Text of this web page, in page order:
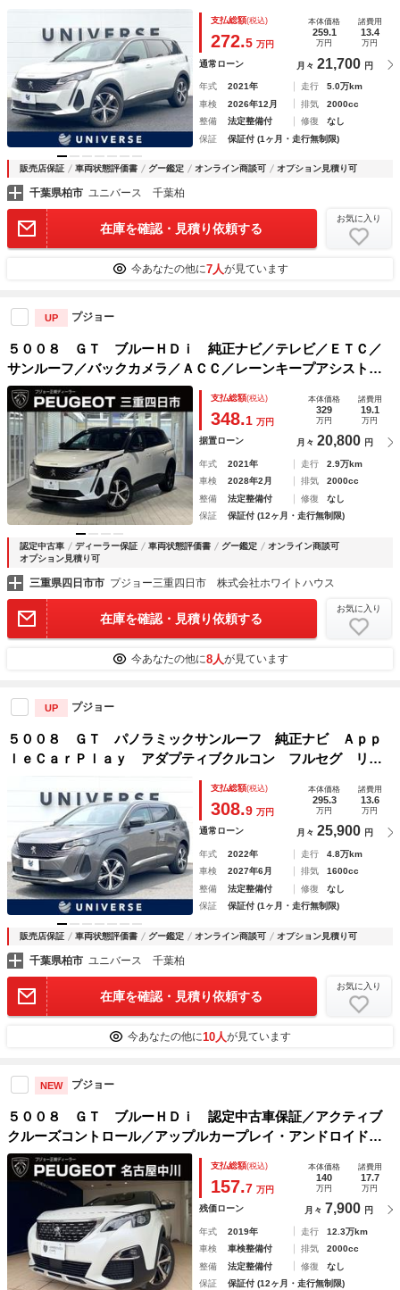
プティブクルーズコントロール パワーシート・ヒーター パ
ワーバックドア ＬＥＤヘッド ハーフレザーシート ＥＴ
Ｃ 禁煙
支払総額(税込)
272.5 万円
本体価格
259.1
万円
諸費用
13.4
万円
通常ローン 月々 21,700 円
年式 2021年 走行
5.0万km
車検
2026年12月 排気
2000cc
整備
法定整備付 修復
なし
保証
保証付 (1ヶ月・走行無制限)
販売店保証 車両状態評価書 グー鑑定 オンライン商談可 オプション見積り可
千葉県柏市 ユニバース 千葉柏
在庫を確認・見積り依頼する
お気に入り
今あなたの他に7人が見ています
UP プジョー
５００８ ＧＴ ブルーＨＤｉ 純正ナビ／テレビ／ＥＴＣ／
サンルーフ／バックカメラ／ＡＣＣ／レーンキープアシスト／
レーンポジショニングアシスト／電動シート／電動テールゲー
ト／アップルカープレイ／アンドロイドオート／純正１８イン
チＡＷ
支払総額(税込)
348.1 万円
本体価格
329
万円
諸費用
19.1
万円
据置ローン 月々 20,800 円
年式 2021年 走行
2.9万km
車検
2028年2月 排気
2000cc
整備
法定整備付 修復
なし
保証
保証付 (12ヶ月・走行無制限)
認定中古車 ディーラー保証 車両状態評価書 グー鑑定
オンライン商談可
オプション見積り可
三重県四日市市 プジョー三重四日市 株式会社ホワイトハウス
在庫を確認・見積り依頼する
お気に入り
今あなたの他に8人が見ています
UP プジョー
５００８ ＧＴ パノラミックサンルーフ 純正ナビ Ａｐｐ
ｌｅＣａｒＰｌａｙ アダプティブクルコン フルセグ リア
ビユーカメラ シートヒーター パワーシート パワーバック
ドア オートライト ＬＥＤヘッド ＥＴＣ 禁煙車
支払総額(税込)
308.9 万円
本体価格
295.3
万円
諸費用
13.6
万円
通常ローン 月々 25,900 円
年式 2022年 走行
4.8万km
車検
2027年6月 排気
1600cc
整備
法定整備付 修復
なし
保証
保証付 (1ヶ月・走行無制限)
販売店保証 車両状態評価書 グー鑑定 オンライン商談可 オプション見積り可
千葉県柏市 ユニバース 千葉柏
在庫を確認・見積り依頼する
お気に入り
今あなたの他に10人が見ています
NEW プジョー
５００８ ＧＴ ブルーＨＤｉ 認定中古車保証／アクティブ
クルーズコントロール／アップルカープレイ・アンドロイドオ
ート／ブラインドスポットモニター／サンルーフ／電動リアゲ
ート／ＥＴＣ／バックカメラ／純正アルミホイール１８インチ
支払総額(税込)
157.7 万円
本体価格
140
万円
諸費用
17.7
万円
残価ローン 月々 7,900 円
年式 2019年 走行
12.3万km
車検
車検整備付 排気
2000cc
整備
法定整備付 修復
なし
保証
保証付 (12ヶ月・走行無制限)